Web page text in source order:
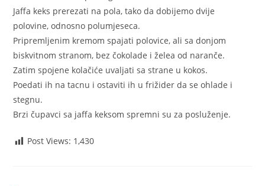
Jaffa keks prerezati na pola, tako da dobijemo dvije
polovine, odnosno polumjeseca.
Pripremljenim kremom spajati polovice, ali sa donjom
biskvitnom stranom, bez čokolade i želea od naranče.
Zatim spojene kolačiće uvaljati sa strane u kokos.
Poedati ih na tacnu i ostaviti ih u frižider da se ohlade i
stegnu.
Brzi čupavci sa jaffa keksom spremni su za posluženje.
Post Views: 1,430